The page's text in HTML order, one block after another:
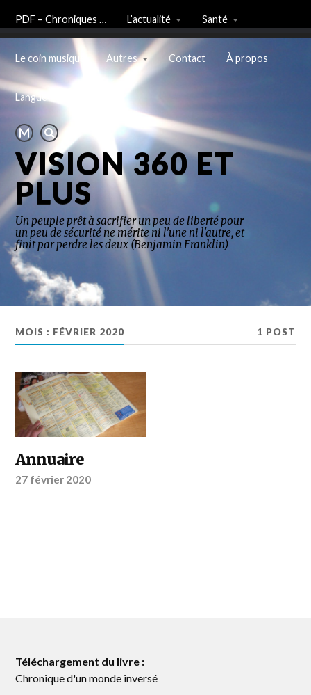
PDF – Chroniques … L’actualité Santé
Le coin musique Autres Contact À propos
Langue
VISION 360 ET
PLUS
Un peuple prêt à sacrifier un peu de liberté pour
un peu de sécurité ne mérite ni l'une ni l'autre, et
finit par perdre les deux (Benjamin Franklin)
MOIS : FÉVRIER 2020 1 POST
Annuaire
27 février 2020
Téléchargement du livre :
Chronique d'un monde inversé